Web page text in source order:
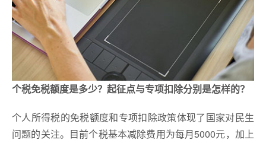
个税免税额度是多少？起征点与专项扣除分别是怎样的？
个人所得税的免税额度和专项扣除政策体现了国家对民生
问题的关注。目前个税基本减除费用为每月5000元，加上